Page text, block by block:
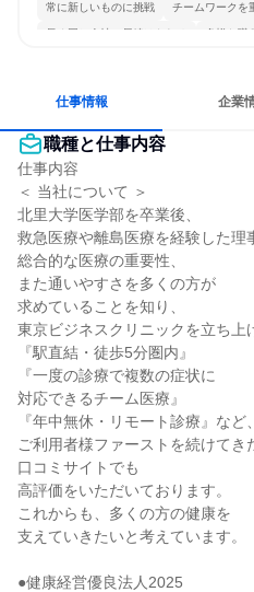
常に新しいものに挑戦 チームワークを
長く同じ会社に居続けられる 多様な職
仕事情報 企業
職種と仕事内容
仕事内容
＜ 当社について ＞
北里大学医学部を卒業後、
救急医療や離島医療を経験した理
総合的な医療の重要性、
また通いやすさを多くの方が
求めていることを知り、
東京ビジネスクリニックを立ち上
『駅直結・徒歩5分圏内』
『一度の診療で複数の症状に
対応できるチーム医療』
『年中無休・リモート診療』など、
ご利用者様ファーストを続けてき
口コミサイトでも
高評価をいただいております。
これからも、多くの方の健康を
支えていきたいと考えています。
●健康経営優良法人2025